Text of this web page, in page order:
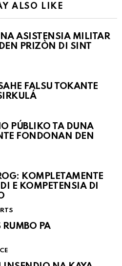
ALSO LIKE
ASISTENSIA MILITAR
PRIZÒN DI SINT
FALSU TOKANTE
PÚBLIKO TA DUNA
FONDONAN DEN
KOMPLETAMENTE
E KOMPETENSIA DI
PA